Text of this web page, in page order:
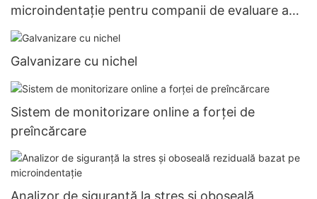
microindentație pentru companii de evaluare a
proprietăților mecanice - Zhanghua Dryer
Galvanizare cu nichel
Sistem de monitorizare online a forței de
preîncărcare
Analizor de siguranță la stres și oboseală